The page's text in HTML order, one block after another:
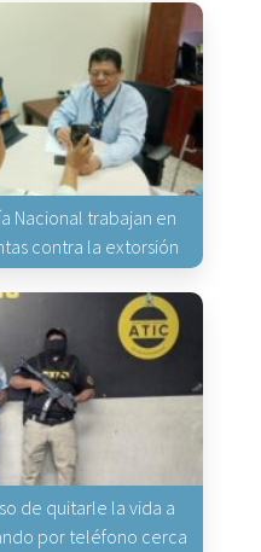
Nacional trabajan en
contra la extorsión
de quitarle la vida a
por teléfono cerca